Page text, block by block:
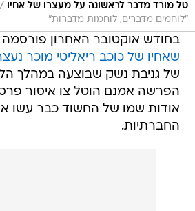
טל מורד מדבר לראשונה על מעצרו של אחיו /
״לוחמים מדברים, לוחמות מדברות״
בחודש אוקטובר האחרון פורסמה
שאחיו של כוכב ריאליטי מוכר
של גניבת נשק שבוצעה במהלך
הפרשה אמנם הוטל צו איסור
אודות שמו של החשוד כבר עשו
החברתיות.